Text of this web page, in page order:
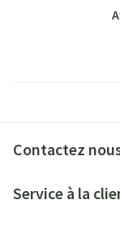
Contactez
Service à la